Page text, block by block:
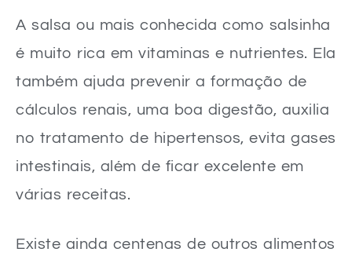
A salsa ou mais conhecida como salsinha
é muito rica em vitaminas e nutrientes. Ela
também ajuda prevenir a formação de
cálculos renais, uma boa digestão, auxilia
no tratamento de hipertensos, evita gases
intestinais, além de ficar excelente em
várias receitas.
Existe ainda centenas de outros alimentos